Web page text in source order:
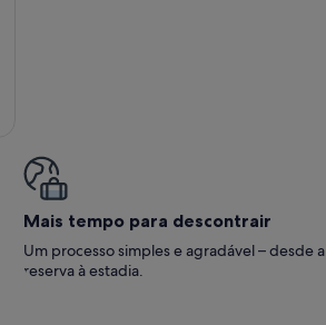
Mais tempo para descontrair
Um processo simples e agradável – desde a
reserva à estadia.